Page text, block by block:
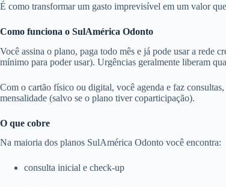
É como transformar um gasto imprevisível em um valor
Como funciona o SulAmérica Odonto
Você assina o plano, paga todo mês e já pode usar a rede
mínimo para poder usar). Urgências geralmente liberam
Com o cartão físico ou digital, você agenda e faz
mensalidade (salvo se o plano tiver coparticipação).
O que cobre
Na maioria dos planos SulAmérica Odonto você encontra:
consulta inicial e check-up